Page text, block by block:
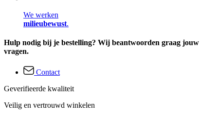
We werken
milieubewust.
Hulp nodig bij je bestelling? Wij beantwoorden graag jouw
vragen.
Contact
Geverifieerde kwaliteit
Veilig en vertrouwd winkelen